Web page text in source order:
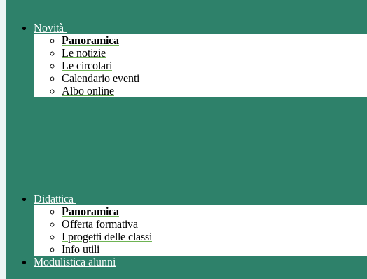
Novità
Panoramica
Le notizie
Le circolari
Calendario eventi
Albo online
Didattica
Panoramica
Offerta formativa
I progetti delle classi
Info utili
Modulistica alunni